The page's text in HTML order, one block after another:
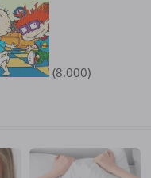
(8.000)